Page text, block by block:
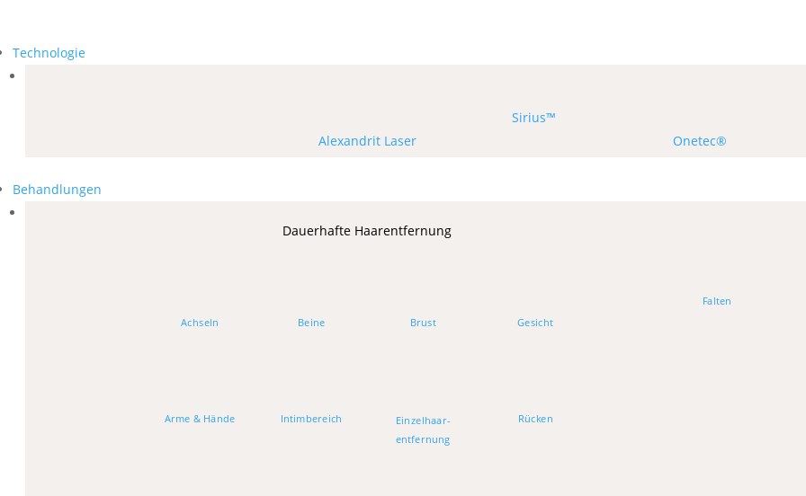
Technologie
Alexandrit Laser
Sirius™
Onetec®
Behandlungen
Dauerhafte Haarentfernung
Achseln Beine Brust Gesicht
Arme & Hände Intimbereich Einzelhaar-
entfernung
Rücken
Falten